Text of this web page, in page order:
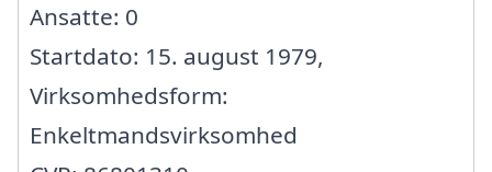
Ansatte: 0
Startdato: 15. august 1979,
Virksomhedsform:
Enkeltmandsvirksomhed